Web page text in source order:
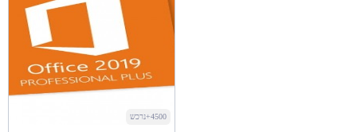
4500+נרכש